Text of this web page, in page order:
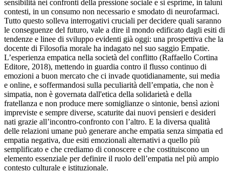
sensibilità nei confronti della pressione sociale e si esprime, in taluni
contesti, in un consumo non necessario e smodato di neurofarmaci.
Tutto questo solleva interrogativi cruciali per decidere quali saranno
le conseguenze del futuro, vale a dire il mondo edificato dagli esiti di
tendenze e linee di sviluppo evidenti già oggi: una prospettiva che la
docente di Filosofia morale ha indagato nel suo saggio Empatie.
L’esperienza empatica nella società del conflitto (Raffaello Cortina
Editore, 2018), mettendo in guardia contro il flusso continuo di
emozioni a buon mercato che ci invade quotidianamente, sui media
e online, e soffermandosi sulla peculiarità dell’empatia, che non è
simpatia, non è governata dall'etica della solidarietà e della
fratellanza e non produce mere somiglianze o sintonie, bensì azioni
impreviste e sempre diverse, scaturite dai nuovi pensieri e desideri
nati grazie all’incontro-confronto con l’altro. E la diversa qualità
delle relazioni umane può generare anche empatia senza simpatia ed
empatia negativa, due esiti emozionali alternativi a quello più
semplificato e che crediamo di conoscere e che costituiscono un
elemento essenziale per definire il ruolo dell’empatia nel più ampio
contesto culturale e istituzionale.